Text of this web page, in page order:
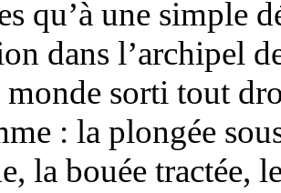
qu’à une simple
dans l’archipel
monde sorti tout
: la plongée
la bouée tractée,